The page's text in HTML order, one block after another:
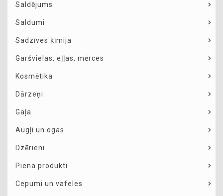
Saldējums
Saldumi
Sadzīves ķīmija
Garšvielas, eļļas, mērces
Kosmētika
Dārzeņi
Gaļa
Augļi un ogas
Dzērieni
Piena produkti
Cepumi un vafeles